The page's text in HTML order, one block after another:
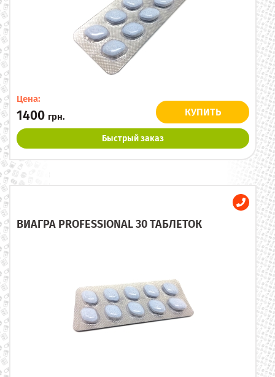
Цена:
1400 грн. КУПИТЬ
Быстрый заказ
ВИАГРА PROFESSIONAL 30 ТАБЛЕТОК